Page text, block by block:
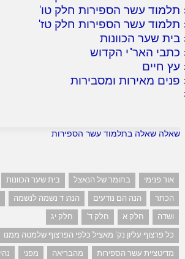
תלמוד עשר הספירות חלק טו'
תלמוד עשר הספירות חלק טז'
בית שער הכוונות
כתבי האר"י הקדוש
עץ חיים
פנים מאירות ומסבירות
שאלה שאלה בתלמוד עשר הספירות
אור פנימי בחומר של הנאצל בית שער הכוונות
הכתר
הנה הם נודעים הנה: ד נשמה לנשמה
ושדה
חלק א חלק ד'
חלק יג
כל פרצוף עליון נק' מאציל כלפי הפרצוף שלמטה ממנו
מדיטציית עשר הספירות
מהבריאה מפני
נהי